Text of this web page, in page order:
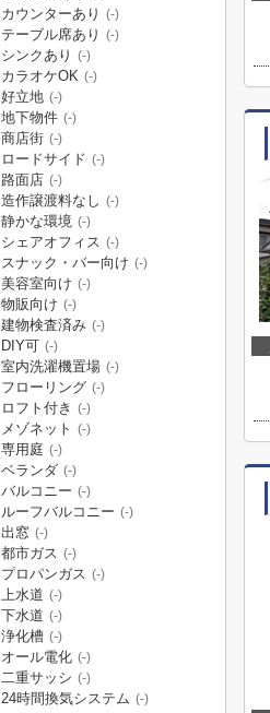
カウンターあり (-)
テーブル席あり (-)
シンクあり (-)
カラオケOK (-)
好立地 (-)
地下物件 (-)
商店街 (-)
ロードサイド (-)
路面店 (-)
造作譲渡料なし (-)
静かな環境 (-)
シェアオフィス (-)
スナック・バー向け (-)
美容室向け (-)
物販向け (-)
建物検査済み (-)
DIY可 (-)
室内洗濯機置場 (-)
フローリング (-)
ロフト付き (-)
メゾネット (-)
専用庭 (-)
ベランダ (-)
バルコニー (-)
ルーフバルコニー (-)
出窓 (-)
都市ガス (-)
プロパンガス (-)
上水道 (-)
下水道 (-)
浄化槽 (-)
オール電化 (-)
二重サッシ (-)
24時間換気システム (-)